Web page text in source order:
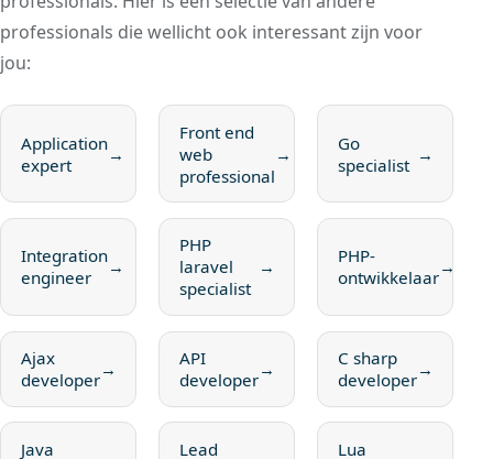
professionals die wellicht ook interessant zijn voor
jou:
Application
expert
→
Front end
web
professional
→
Go
specialist →
Integration
engineer
→
PHP
laravel
specialist
→
PHP-
ontwikkelaar→
Ajax
developer→
API
developer→
C sharp
developer→
Java
Lead
Lua